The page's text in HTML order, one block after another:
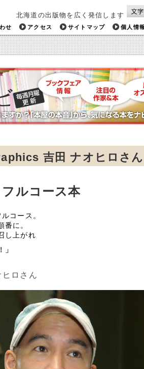
北海道の出版物を広く発信します
せ アクセス サイトマップ 個人情
吉田 ナオヒロさん
ルコース本
コース。
に。
し上がれ
」
ロさん